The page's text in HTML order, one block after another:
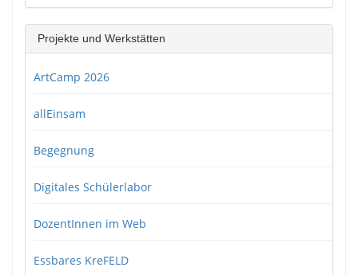
Projekte und Werkstätten
ArtCamp 2026
allEinsam
Begegnung
Digitales Schülerlabor
DozentInnen im Web
Essbares KreFELD